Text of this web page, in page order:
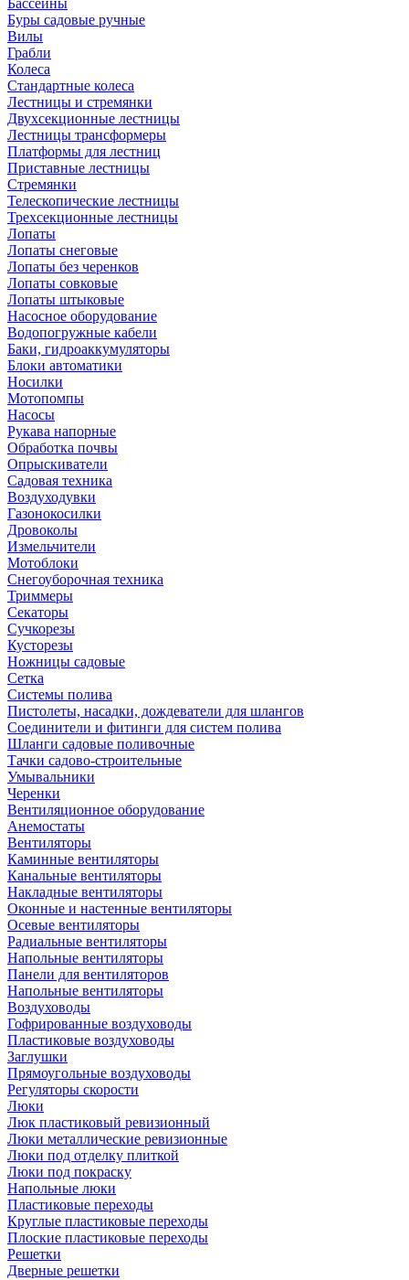
Бассейны
Буры садовые ручные
Вилы
Грабли
Колеса
Стандартные колеса
Лестницы и стремянки
Двухсекционные лестницы
Лестницы трансформеры
Платформы для лестниц
Приставные лестницы
Стремянки
Телескопические лестницы
Трехсекционные лестницы
Лопаты
Лопаты снеговые
Лопаты без черенков
Лопаты совковые
Лопаты штыковые
Насосное оборудование
Водопогружные кабели
Баки, гидроаккумуляторы
Блоки автоматики
Носилки
Мотопомпы
Насосы
Рукава напорные
Обработка почвы
Опрыскиватели
Садовая техника
Воздуходувки
Газонокосилки
Дровоколы
Измельчители
Мотоблоки
Снегоуборочная техника
Триммеры
Секаторы
Сучкорезы
Кусторезы
Ножницы садовые
Сетка
Системы полива
Пистолеты, насадки, дождеватели для шлангов
Соединители и фитинги для систем полива
Шланги садовые поливочные
Тачки садово-строительные
Умывальники
Черенки
Вентиляционное оборудование
Анемостаты
Вентиляторы
Каминные вентиляторы
Канальные вентиляторы
Накладные вентиляторы
Оконные и настенные вентиляторы
Осевые вентиляторы
Радиальные вентиляторы
Напольные вентиляторы
Панели для вентиляторов
Напольные вентиляторы
Воздуховоды
Гофрированные воздуховоды
Пластиковые воздуховоды
Заглушки
Прямоугольные воздуховоды
Регуляторы скорости
Люки
Люк пластиковый ревизионный
Люки металлические ревизионные
Люки под отделку плиткой
Люки под покраску
Напольные люки
Пластиковые переходы
Круглые пластиковые переходы
Плоские пластиковые переходы
Решетки
Дверные решетки